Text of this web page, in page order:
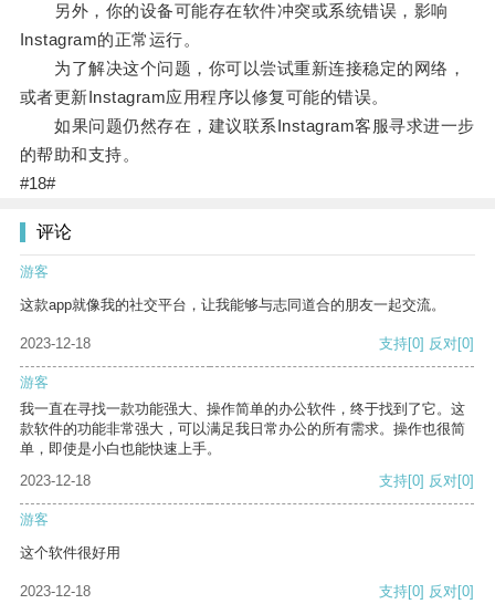
另外，你的设备可能存在软件冲突或系统错误，影响
Instagram的正常运行。
为了解决这个问题，你可以尝试重新连接稳定的网络，
或者更新Instagram应用程序以修复可能的错误。
如果问题仍然存在，建议联系Instagram客服寻求进一步
的帮助和支持。
#18#
评论
游客
这款app就像我的社交平台，让我能够与志同道合的朋友一起交流。
2023-12-18 支持[0] 反对[0]
游客
我一直在寻找一款功能强大、操作简单的办公软件，终于找到了它。这
款软件的功能非常强大，可以满足我日常办公的所有需求。操作也很简
单，即使是小白也能快速上手。
2023-12-18
支持[0] 反对[0]
游客
这个软件很好用
2023-12-18 支持[0] 反对[0]